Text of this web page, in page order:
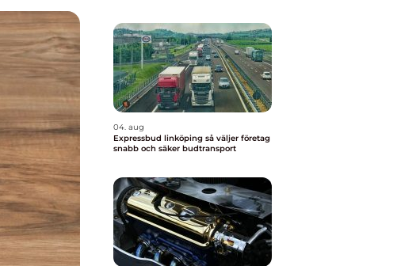
04. aug
Expressbud linköping så väljer företag
snabb och säker budtransport